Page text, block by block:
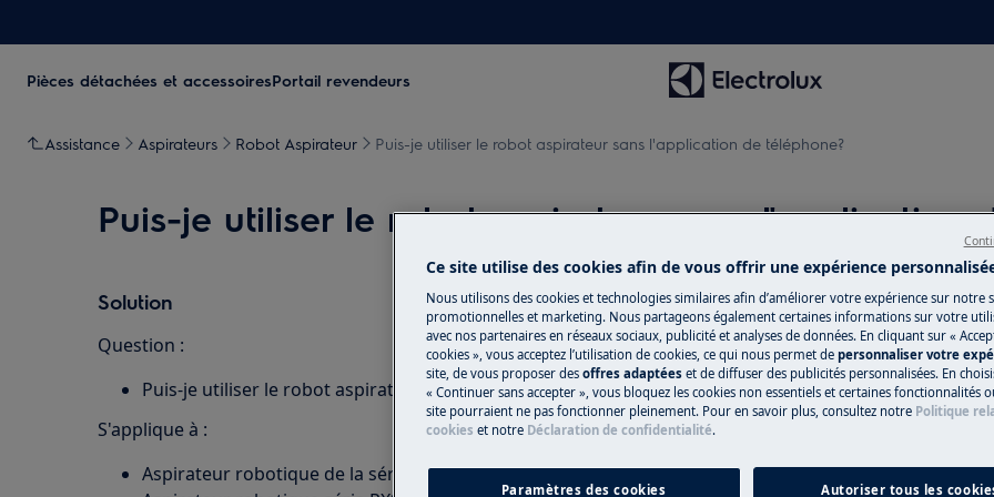
Pièces détachées et accessoiresPortail revendeurs
Assistance Aspirateurs Robot Aspirateur Puis-je utiliser le robot aspirateur sans l'application de téléphone?
Puis-je utiliser le robot aspirateur sans l'application
Solution
Question :
Puis-je utiliser le robot aspirateur sans l'application de téléphone?
S'applique à :
Aspirateur robotique de la série Pure i9
Pièces de
Trouvez les
appareil dans
livrer directement
Acheter
Ce site utilise des cookies afin de vous offrir une expérience
Nous utilisons des cookies et technologies similaires afin d’améliorer votre expérience sur notre
promotionnelles et marketing. Nous partageons également certaines informations sur votre
avec nos partenaires en réseaux sociaux, publicité et analyses de données. En cliquant sur «
cookies », vous acceptez l’utilisation de cookies, ce qui nous permet de personnaliser votre
site, de vous proposer des offres adaptées et de diffuser des publicités personnalisées. En
« Continuer sans accepter », vous bloquez les cookies non essentiels et certaines fonctionnalités
site pourraient ne pas fonctionner pleinement. Pour en savoir plus, consultez notre Politique
cookies et notre Déclaration de confidentialité.
Paramètres des cookies Autoriser tous les